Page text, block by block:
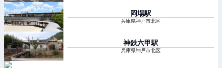
岡場駅
兵庫県神戸市北区
神鉄六甲駅
兵庫県神戸市北区